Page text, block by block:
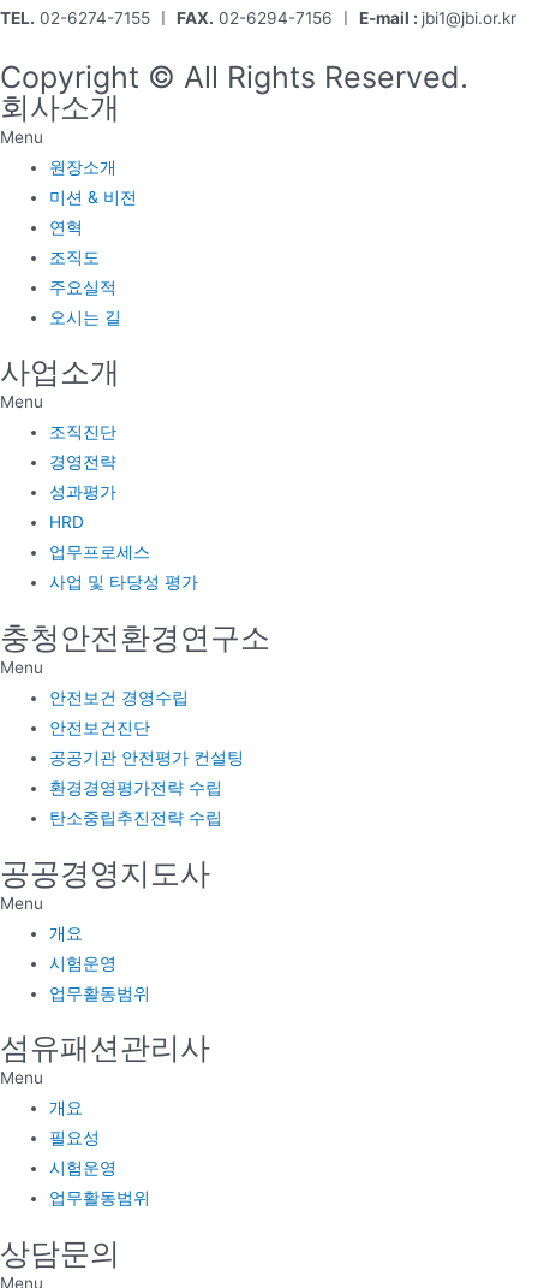
TEL. 02-6274-7155 ㅣ FAX. 02-6294-7156 ㅣ E-mail : jbi1@jbi.or.kr
Copyright © All Rights Reserved.
회사소개
Menu
원장소개
미션 & 비전
연혁
조직도
주요실적
오시는 길
사업소개
Menu
조직진단
경영전략
성과평가
HRD
업무프로세스
사업 및 타당성 평가
충청안전환경연구소
Menu
안전보건 경영수립
안전보건진단
공공기관 안전평가 컨설팅
환경경영평가전략 수립
탄소중립추진전략 수립
공공경영지도사
Menu
개요
시험운영
업무활동범위
섬유패션관리사
Menu
개요
필요성
시험운영
업무활동범위
상담문의
Menu